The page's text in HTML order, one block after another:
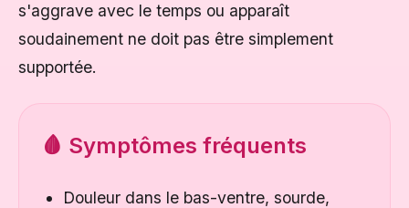
s'aggrave avec le temps ou apparaît
soudainement ne doit pas être simplement
supportée.
🩸 Symptômes fréquents
Douleur dans le bas-ventre, sourde,